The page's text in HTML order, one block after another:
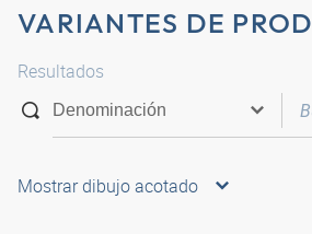
VARIANTES DE
Resultados
Mostrar dibujo acotado